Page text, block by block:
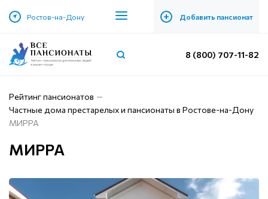
Ростов-на-Дону + Добавить пансионат
8 (800) 707-11-82
Рейтинг пансионатов
Частные дома престарелых и пансионаты в Ростове-на-Дону
МИРРА
МИРРА